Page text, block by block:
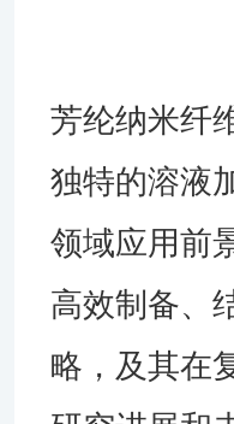
芳纶纳米纤
独特的溶液
领域应用前
高效制备、
略，及其在